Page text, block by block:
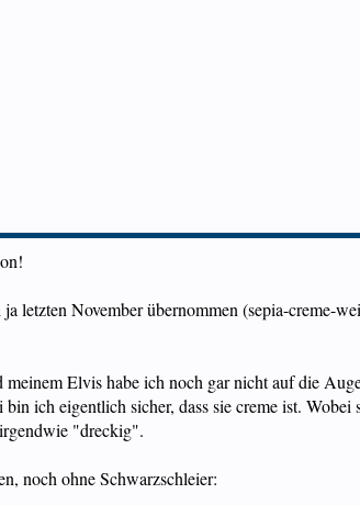
letzten November übernommen (sepia-creme-
Elvis habe ich noch gar nicht auf die
ich eigentlich sicher, dass sie creme ist.
"dreckig".
noch ohne Schwarzschleier: